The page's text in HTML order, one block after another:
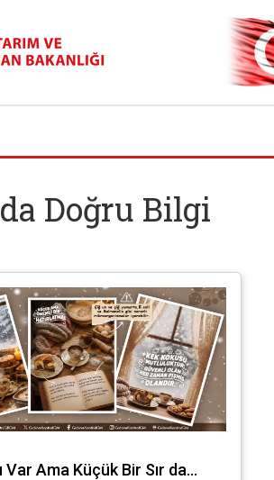
Doğru Bilgi
Var Ama Küçük Bir Sır da…